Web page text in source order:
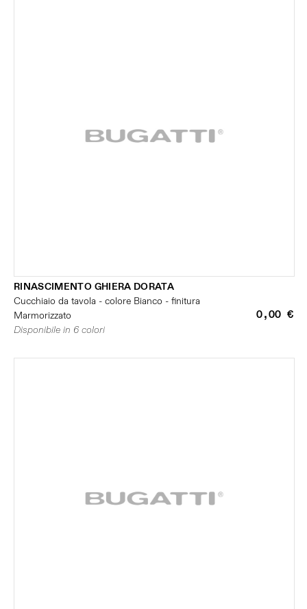
RINASCIMENTO GHIERA DORATA
Cucchiaio da tavola - colore Bianco - finitura
Marmorizzato
0,00 €
Disponibile in 6 colori